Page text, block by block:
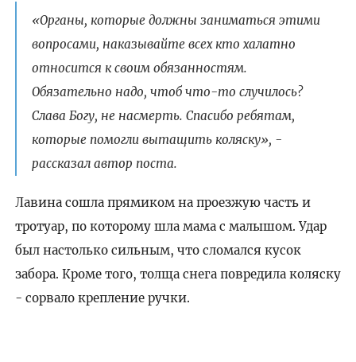
«Органы, которые должны заниматься этими
вопросами, наказывайте всех кто халатно
относится к своим обязанностям.
Обязательно надо, чтоб что-то случилось?
Слава Богу, не насмерть. Спасибо ребятам,
которые помогли вытащить коляску», -
рассказал автор поста.
Лавина сошла прямиком на проезжую часть и
тротуар, по которому шла мама с малышом. Удар
был настолько сильным, что сломался кусок
забора. Кроме того, толща снега повредила коляску
- сорвало крепление ручки.